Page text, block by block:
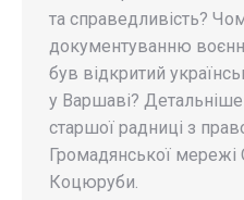
та справедливість?
документуванню
був відкритий
у Варшаві? Детальніше
старшої радниці з
Громадянської
Коцюруби.